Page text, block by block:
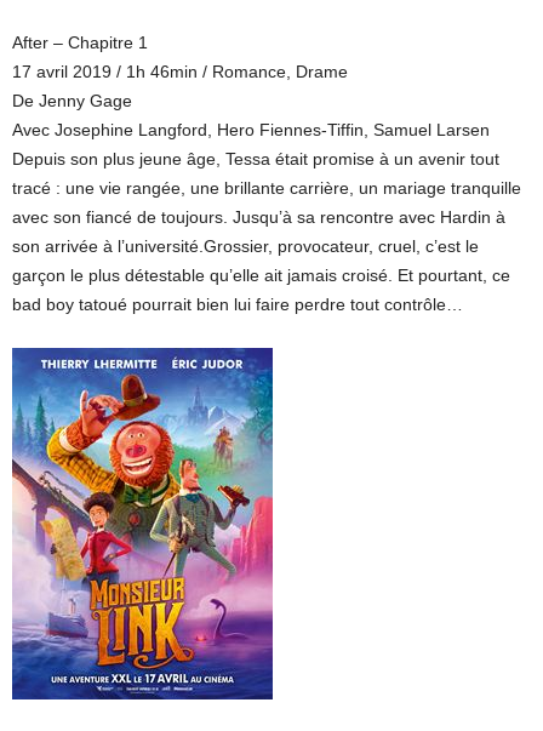
After – Chapitre 1
17 avril 2019 / 1h 46min / Romance, Drame
De Jenny Gage
Avec Josephine Langford, Hero Fiennes-Tiffin, Samuel Larsen
Depuis son plus jeune âge, Tessa était promise à un avenir tout
tracé : une vie rangée, une brillante carrière, un mariage tranquille
avec son fiancé de toujours. Jusqu’à sa rencontre avec Hardin à
son arrivée à l’université.Grossier, provocateur, cruel, c’est le
garçon le plus détestable qu’elle ait jamais croisé. Et pourtant, ce
bad boy tatoué pourrait bien lui faire perdre tout contrôle…